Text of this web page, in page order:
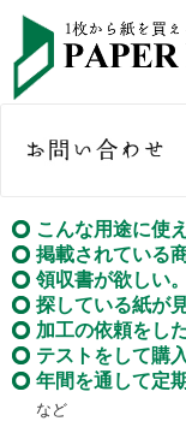
こんな用途に使
掲載されている
領収書が欲しい。
探している紙が
加工の依頼をした
テストをして購
年間を通して定
など